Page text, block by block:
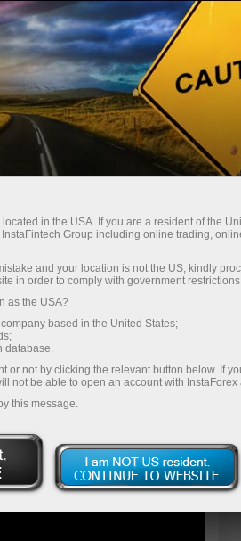
Форекс обзоры Торговый план
Аналитические
Видеообзор рынка,
ответы на
вопросы
varag‘ini ochish
varag‘ini ochish
in the USA. If you are a resident of the
Group including online trading,
and your location is not the US, kindly
in order to comply with government
as the USA?
based in the United States;
database.
or not by clicking the relevant button below. If
not be able to open an account with InstaForex
this message.